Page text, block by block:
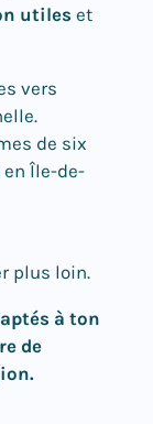
utiles et
vers
de six
Île-de-
plus loin.
à ton
de